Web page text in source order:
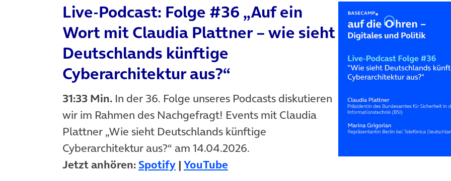
Live-Podcast: Folge #36 „Auf ein
Wort mit Claudia Plattner – wie sieht
Deutschlands künftige
Cyberarchitektur aus?“
31:33 Min. In der 36. Folge unseres Podcasts diskutieren
wir im Rahmen des Nachgefragt! Events mit Claudia
Plattner „Wie sieht Deutschlands künftige
Cyberarchitektur aus?“ am 14.04.2026.
Jetzt anhören: Spotify(öffnet in neuem Tab)
| YouTube(öffnet in neuem Tab)